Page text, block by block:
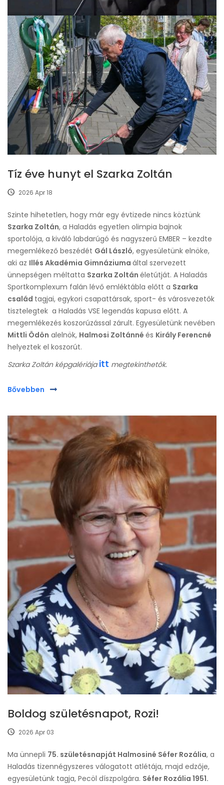
Tíz éve hunyt el Szarka Zoltán
2026 Apr 18
Szinte hihetetlen, hogy már egy évtizede nincs köztünk
Szarka Zoltán, a Haladás egyetlen olimpia bajnok
sportolója, a kiváló labdarúgó és nagyszerű EMBER – kezdte
megemlékező beszédét Gál László, egyesületünk elnöke,
aki az Illés Akadémia Gimnáziuma által szervezett
ünnepségen méltatta Szarka Zoltán életútját. A Haladás
Sportkomplexum falán lévő emléktábla előtt a Szarka
család tagjai, egykori csapattársak, sport- és városvezetők
tisztelegtek a Haladás VSE legendás kapusa előtt. A
megemlékezés koszorúzással zárult. Egyesületünk nevében
Mittli Ödön alelnök, Halmosi Zoltánné és Király Ferencné
helyeztek el koszorút.
Szarka Zoltán képgalériája itt megtekinthetők.
Bővebben
Boldog születésnapot, Rozi!
2026 Apr 03
Ma ünnepli 75. születésnapját Halmosiné Séfer Rozália, a
Haladás tizennégyszeres válogatott atlétája, majd edzője,
egyesületünk tagja, Pecöl díszpolgára. Séfer Rozália 1951.